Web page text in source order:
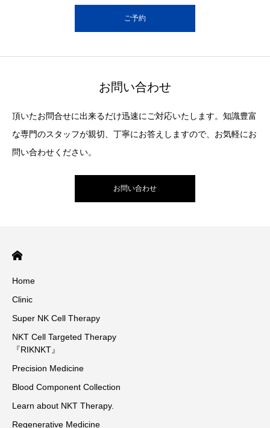
ご予約
お問い合わせ
頂いたお問合せに出来るだけ迅速にご対応いたします。知識豊富
な専門のスタッフが親切、丁寧にお答えしますので、お気軽にお
問い合わせください。
お問い合わせ
Home
Clinic
Super NK Cell Therapy
NKT Cell Targeted Therapy
『RIKNKT』
Precision Medicine
Blood Component Collection
Learn about NKT Therapy.
Regenerative Medicine